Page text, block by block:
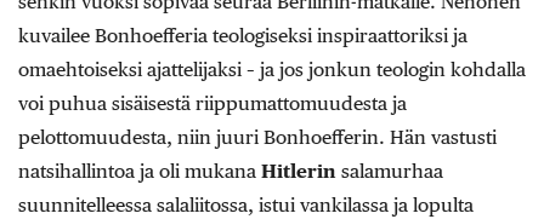
kuvailee Bonhoefferia teologiseksi inspiraattoriksi ja
omaehtoiseksi ajattelijaksi – ja jos jonkun teologin kohdalla
voi puhua sisäisestä riippumattomuudesta ja
pelottomuudesta, niin juuri Bonhoefferin. Hän vastusti
natsihallintoa ja oli mukana Hitlerin salamurhaa
suunnitelleessa salaliitossa, istui vankilassa ja lopulta